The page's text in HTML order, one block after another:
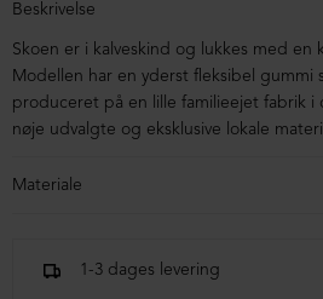
Beskrivelse
Skoen er i kalveskind og lukkes med en
Modellen har en yderst fleksibel gummi
produceret på en lille familieejet fabrik i
nøje udvalgte og eksklusive lokale
Materiale
1-3 dages levering